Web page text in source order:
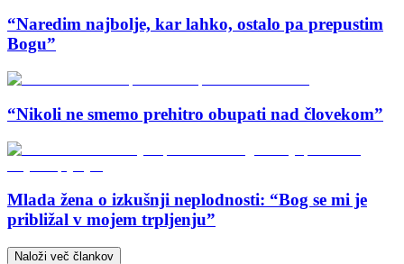
“Naredim najbolje, kar lahko, ostalo pa prepustim
Bogu”
“Nikoli ne smemo prehitro obupati nad človekom”
Mlada žena o izkušnji neplodnosti: “Bog se mi je
približal v mojem trpljenju”
Naloži več člankov